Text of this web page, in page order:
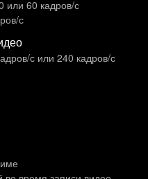
или 60 кадров/ с
с
с или 240 кадров/ с